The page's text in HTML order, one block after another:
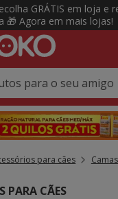
GRÁTIS em loja e
🎁 Agora em mais lojas!
para cães
PARA CÃES